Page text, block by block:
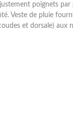
poignets par
Veste de pluie
et dorsale) aux